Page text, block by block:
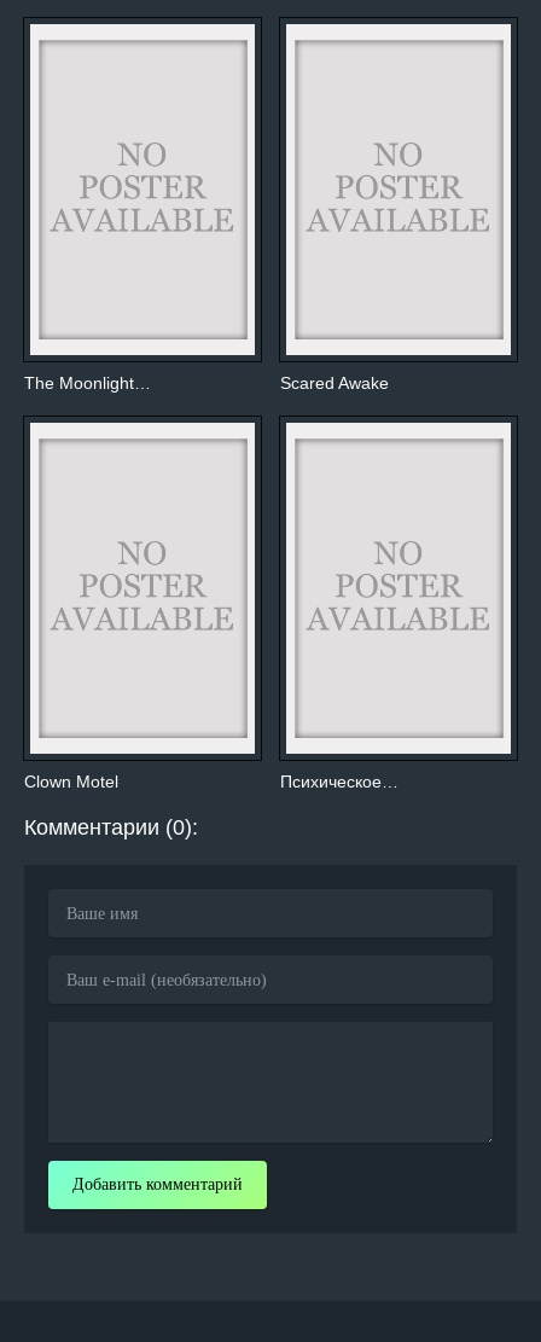
The Moonlight… Scared Awake
Clown Motel Психическое…
Комментарии (0):
Добавить комментарий